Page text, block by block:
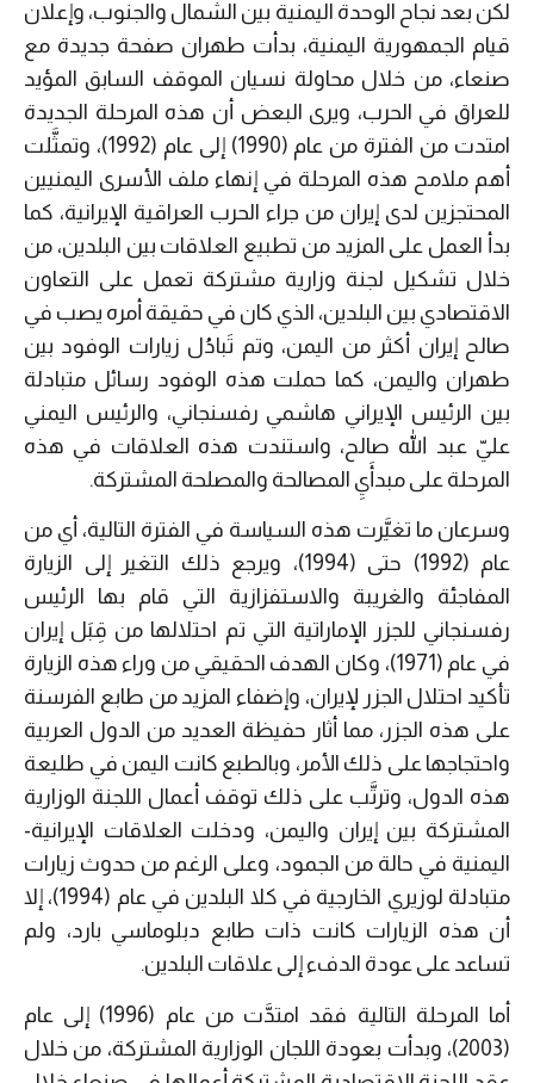
لكن بعد نجاح الوحدة اليمنية بين الشمال والجنوب، وإعلان
قيام الجمهورية اليمنية، بدأت طهران صفحة جديدة مع
صنعاء، من خلال محاولة نسيان الموقف السابق المؤيد
للعراق في الحرب، ويرى البعض أن هذه المرحلة الجديدة
امتدت من الفترة من عام (1990) إلى عام (1992)، وتمثَّلت
أهم ملامح هذه المرحلة في إنهاء ملف الأسرى اليمنيين
المحتجزين لدى إيران من جراء الحرب العراقية الإيرانية، كما
بدأ العمل على المزيد من تطبيع العلاقات بين البلدين، من
خلال تشكيل لجنة وزارية مشتركة تعمل على التعاون
الاقتصادي بين البلدين، الذي كان في حقيقة أمره يصب في
صالح إيران أكثر من اليمن، وتم تَبادُل زيارات الوفود بين
طهران واليمن، كما حملت هذه الوفود رسائل متبادلة
بين الرئيس الإيراني هاشمي رفسنجاني، والرئيس اليمني
عليّ عبد الله صالح، واستندت هذه العلاقات في هذه
المرحلة على مبدأَيِ المصالحة والمصلحة المشتركة.
وسرعان ما تغيَّرت هذه السياسة في الفترة التالية، أي من
عام (1992) حتى (1994)، ويرجع ذلك التغير إلى الزيارة
المفاجئة والغريبة والاستفزازية التي قام بها الرئيس
رفسنجاني للجزر الإماراتية التي تم احتلالها من قِبَل إيران
في عام (1971)، وكان الهدف الحقيقي من وراء هذه الزيارة
تأكيد احتلال الجزر لإيران، وإضفاء المزيد من طابع الفرسنة
على هذه الجزر، مما أثار حفيظة العديد من الدول العربية
واحتجاجها على ذلك الأمر، وبالطبع كانت اليمن في طليعة
هذه الدول، وترتَّب على ذلك توقف أعمال اللجنة الوزارية
المشتركة بين إيران واليمن، ودخلت العلاقات الإيرانية-
اليمنية في حالة من الجمود، وعلى الرغم من حدوث زيارات
متبادلة لوزيري الخارجية في كلا البلدين في عام (1994)، إلا
أن هذه الزيارات كانت ذات طابع دبلوماسي بارد، ولم
تساعد على عودة الدفء إلى علاقات البلدين.
أما المرحلة التالية فقد امتدَّت من عام (1996) إلى عام
(2003)، وبدأت بعودة اللجان الوزارية المشتركة، من خلال